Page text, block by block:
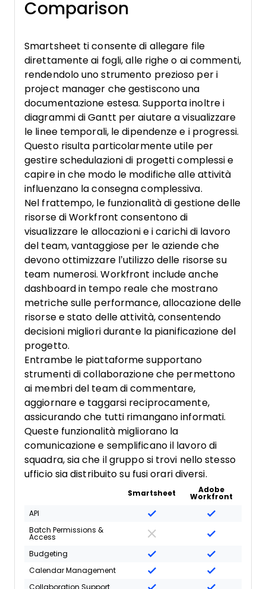
Comparison
Smartsheet ti consente di allegare file
direttamente ai fogli, alle righe o ai commenti,
rendendolo uno strumento prezioso per i
project manager che gestiscono una
documentazione estesa. Supporta inoltre i
diagrammi di Gantt per aiutare a visualizzare
le linee temporali, le dipendenze e i progressi.
Questo risulta particolarmente utile per
gestire schedulazioni di progetti complessi e
capire in che modo le modifiche alle attività
influenzano la consegna complessiva.
Nel frattempo, le funzionalità di gestione delle
risorse di Workfront consentono di
visualizzare le allocazioni e i carichi di lavoro
del team, vantaggiose per le aziende che
devono ottimizzare l’utilizzo delle risorse su
team numerosi. Workfront include anche
dashboard in tempo reale che mostrano
metriche sulle performance, allocazione delle
risorse e stato delle attività, consentendo
decisioni migliori durante la pianificazione del
progetto.
Entrambe le piattaforme supportano
strumenti di collaborazione che permettono
ai membri del team di commentare,
aggiornare e taggarsi reciprocamente,
assicurando che tutti rimangano informati.
Queste funzionalità migliorano la
comunicazione e semplificano il lavoro di
squadra, sia che il gruppo si trovi nello stesso
ufficio sia distribuito su fusi orari diversi.
Smartsheet
Adobe
Workfront
API
Batch Permissions &
Access
Budgeting
Calendar Management
Collaboration Support